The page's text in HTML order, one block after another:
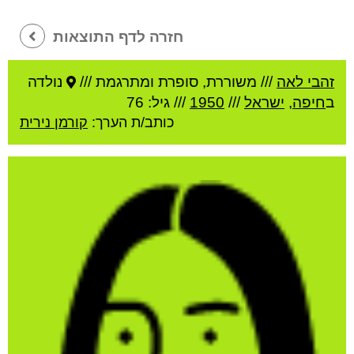
חזרה לדף התוצאות
זהבי לאה /// משוררת, סופרת ומתרגמת ///
נולדה
בחיפה, ישראל///
1950 /// גיל: 76
כותב/ת הערך: קורמן נירית